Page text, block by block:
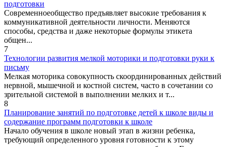
подготовки
Современноеобщество предъявляет высокие требования к
коммуникативной деятельности личности. Меняются
способы, средства и даже некоторые формулы этикета
общен...
7
Технологии развития мелкой моторики и подготовки руки к
письму
Мелкая моторика совокупность скоординированных действий
нервной, мышечной и костной систем, часто в сочетании со
зрительной системой в выполнении мелких и т...
8
Планирование занятий по подготовке детей к школе виды и
содержание программ подготовки к школе
Начало обучения в школе новый этап в жизни ребенка,
требующий определенного уровня готовности к этому